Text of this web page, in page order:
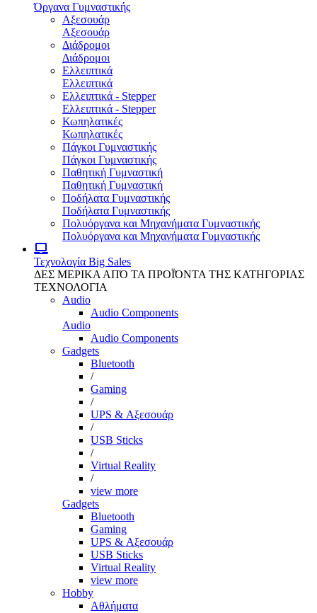
Όργανα Γυμναστικής
Αξεσουάρ
Αξεσουάρ
Διάδρομοι
Διάδρομοι
Ελλειπτικά
Ελλειπτικά
Ελλειπτικά - Stepper
Ελλειπτικά - Stepper
Κωπηλατικές
Κωπηλατικές
Πάγκοι Γυμναστικής
Πάγκοι Γυμναστικής
Παθητική Γυμναστική
Παθητική Γυμναστική
Ποδήλατα Γυμναστικής
Ποδήλατα Γυμναστικής
Πολυόργανα και Μηχανήματα Γυμναστικής
Πολυόργανα και Μηχανήματα Γυμναστικής
Τεχνολογία Big Sales
ΔΕΣ ΜΕΡΙΚΑ ΑΠΌ ΤΑ ΠΡΟΪΌΝΤΑ ΤΗΣ ΚΑΤΗΓΟΡΙΑΣ
ΤΕΧΝΟΛΟΓΙΑ
Audio
Audio Components
Audio
Audio Components
Gadgets
Bluetooth
/
Gaming
/
UPS & Αξεσουάρ
/
USB Sticks
/
Virtual Reality
/
view more
Gadgets
Bluetooth
Gaming
UPS & Αξεσουάρ
USB Sticks
Virtual Reality
view more
Hobby
Αθλήματα